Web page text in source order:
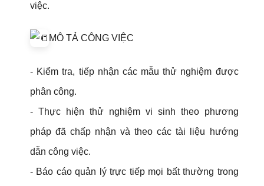
việc.
MÔ TẢ CÔNG VIỆC
- Kiểm tra, tiếp nhận các mẫu thử nghiệm được
phân công.
- Thực hiện thử nghiệm vi sinh theo phương
pháp đã chấp nhận và theo các tài liệu hướng
dẫn công việc.
- Báo cáo quản lý trực tiếp mọi bất thường trong